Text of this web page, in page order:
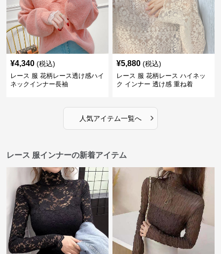
¥4,340 (税込)
レース 服 花柄レース透け感ハイ
ネックインナー長袖
¥5,880 (税込)
レース 服 花柄レース ハイネッ
ク インナー 透け感 重ね着
人気アイテム一覧へ ›
レース 服インナーの新着アイテム